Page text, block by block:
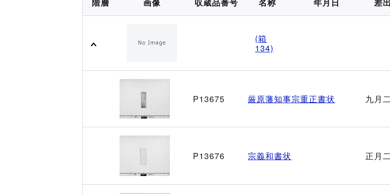
(箱
134)
P13675 厳原藩知事宗重正書状 九月
P13676 宗義和書状 正月